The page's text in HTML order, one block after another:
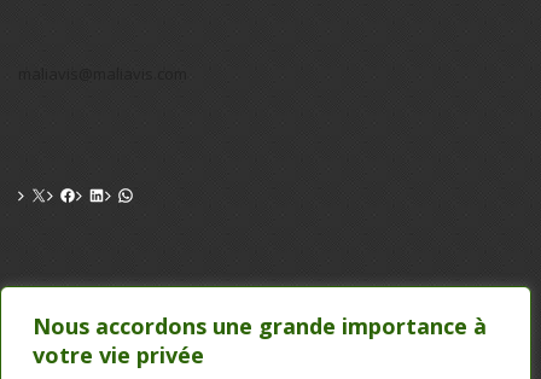
Nous accordons une grande importance à
votre vie privée
CONTACT
TEL : 20 22 39 24 , 75 50 00 26